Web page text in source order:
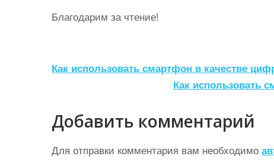
Благодарим за чтение!
Н
в
и
г
Как использовать смартфон в качестве
Как использовать
Добавить комментарий
Для отправки комментария вам необходимо